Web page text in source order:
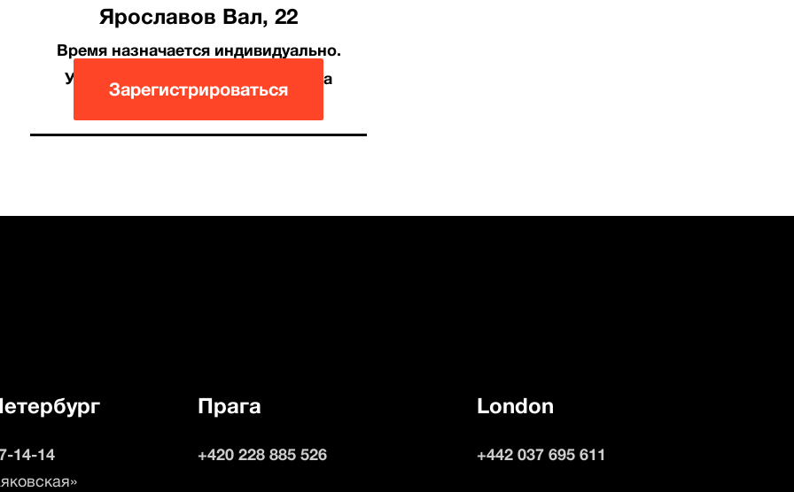
Ярославов Вал, 22
Время назначается индивидуально.
Участие бесплатное. Необходима
Зарегистрироваться
14-14
Прага
+420 228 885 526
London
+442 037 695 611